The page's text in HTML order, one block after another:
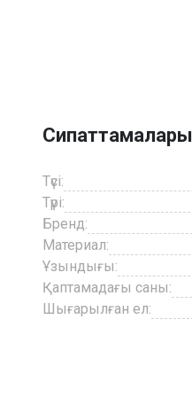
7
Сипаттамалары
Түсі:
Түрі:
Бренд:
Материал:
Ұзындығы:
Қаптамадағы саны:
Шығарылған ел: